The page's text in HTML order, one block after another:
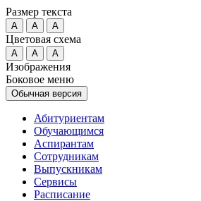
Размер текста
A A A
Цветовая схема
A A A
Изображения
Боковое меню
Обычная версия
Абитуриентам
Обучающимся
Аспирантам
Сотрудникам
Выпускникам
Сервисы
Расписание